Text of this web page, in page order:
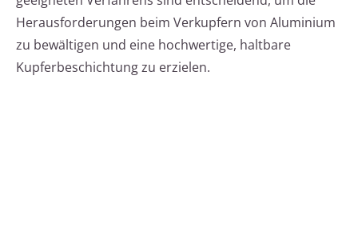
Herausforderungen beim Verkupfern von Aluminium
zu bewältigen und eine hochwertige, haltbare
Kupferbeschichtung zu erzielen.